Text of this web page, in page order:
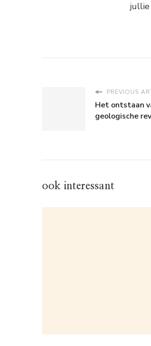
jullie
PREVIOUS
Het ontstaan
geologische
ook interessant